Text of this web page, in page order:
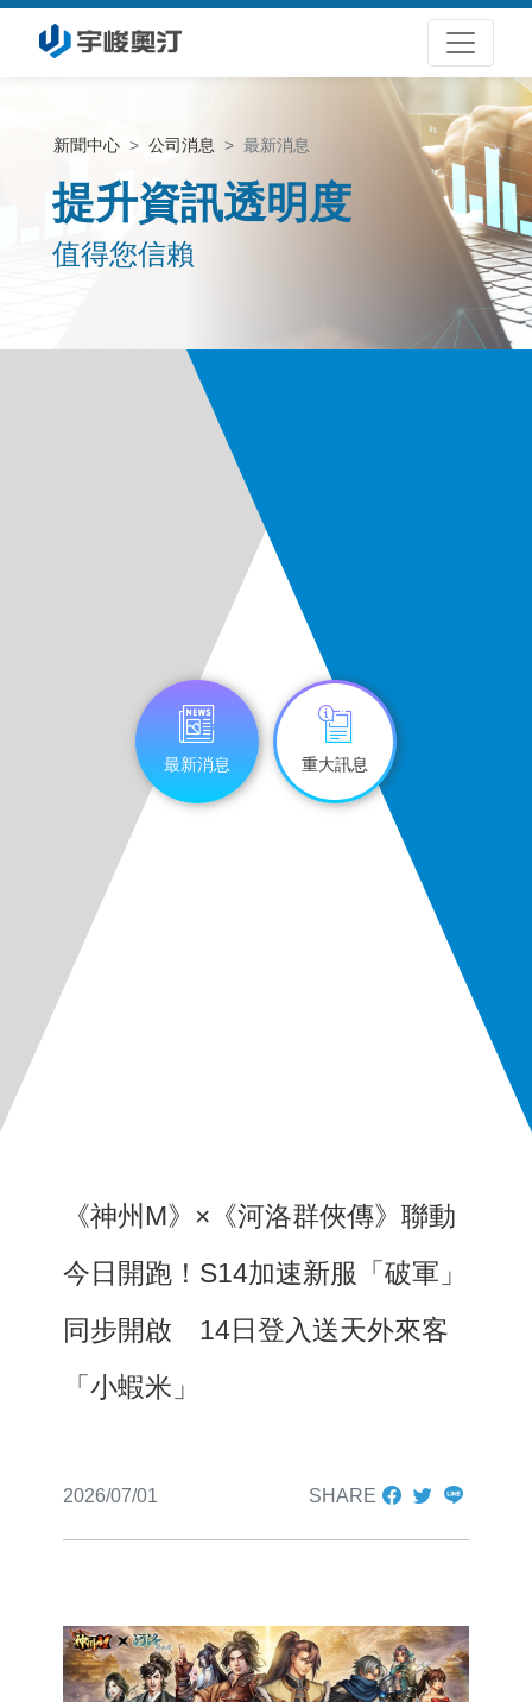
新聞中心 公司消息 最新消息
提升資訊透明度
值得您信賴
最新消息 重大訊息
《神州M》×《河洛群俠傳》聯動
今日開跑！S14加速新服「破軍」
同步開啟 14日登入送天外來客
「小蝦米」
2026/07/01 SHARE